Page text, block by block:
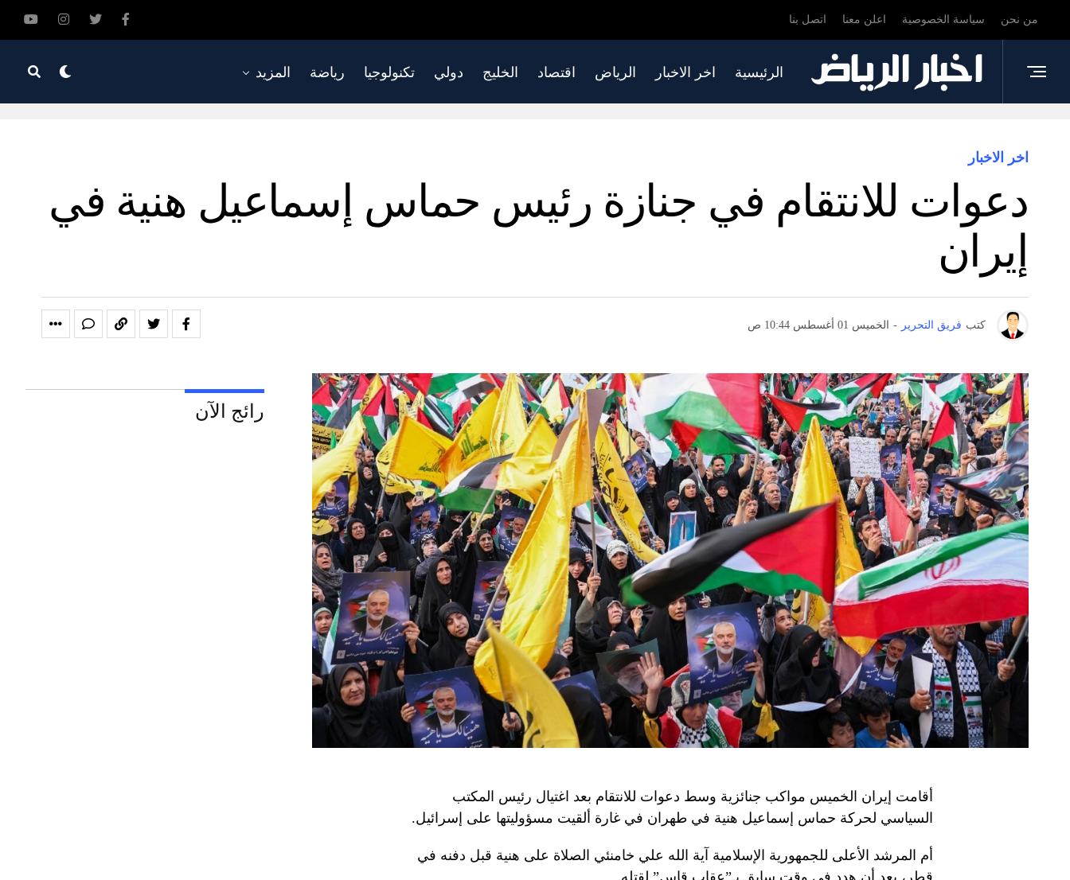
من نحن سياسة الخصوصية اعلن معنا اتصل بنا
الرئيسية اخر الاخبار الرياض اقتصاد الخليج دولي تكنولوجيا رياضة المزيد
اخر الاخبار
دعوات للانتقام في جنازة رئيس حماس إسماعيل هنية في
إيران
كتب فريق التحرير - الخميس 01 أغسطس 10:44 ص
أقامت إيران الخميس مواكب جنائزية وسط دعوات للانتقام بعد اغتيال رئيس المكتب
السياسي لحركة حماس إسماعيل هنية في طهران في غارة ألقيت مسؤوليتها على إسرائيل.
أم المرشد الأعلى للجمهورية الإسلامية آية الله علي خامنئي الصلاة على هنية قبل دفنه في
قطر، بعد أن هدد في وقت سابق بـ”عقاب قاس” لقتله.
رائج الآن